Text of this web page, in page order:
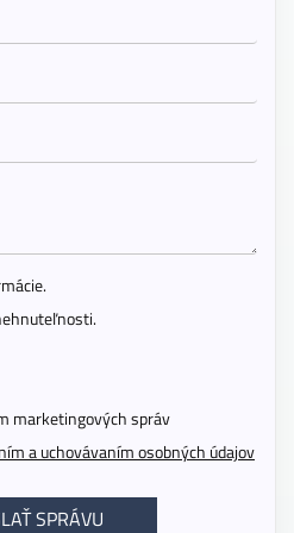
marketingových správ
a uchovávaním osobných údajov